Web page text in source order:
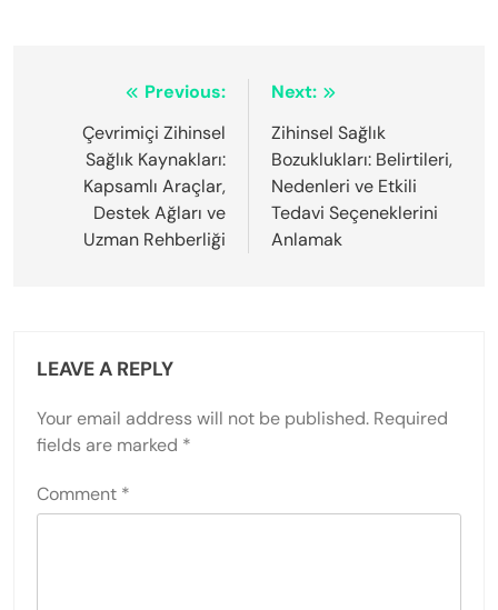
navigation
Previous:
Çevrimiçi Zihinsel
Sağlık Kaynakları:
Kapsamlı Araçlar,
Destek Ağları ve
Uzman Rehberliği
Next:
Zihinsel Sağlık
Bozuklukları: Belirtileri,
Nedenleri ve Etkili
Tedavi Seçeneklerini
Anlamak
LEAVE A REPLY
Your email address will not be published. Required
fields are marked *
Comment *